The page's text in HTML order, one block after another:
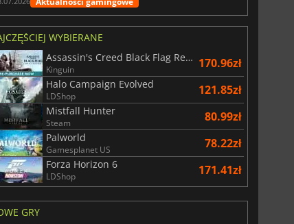
WYBIERANE
Assassin's Creed Black Flag Resynced
Kinguin 170.96zł
Halo Campaign Evolved
LDShop 121.85zł
Mistfall Hunter
Steam 80.99zł
Palworld
Gamesplanet US 78.22zł
Forza Horizon 6
LDShop 171.41zł
GRY